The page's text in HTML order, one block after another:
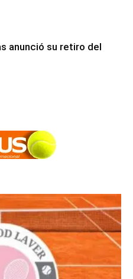
anunció su retiro del